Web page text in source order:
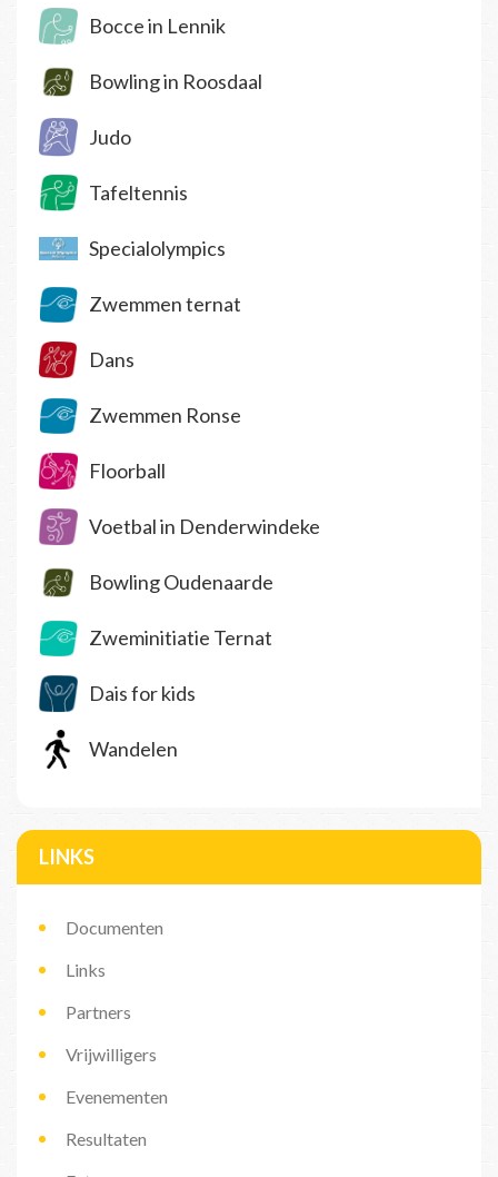
Bocce in Lennik
Bowling in Roosdaal
Judo
Tafeltennis
Specialolympics
Zwemmen ternat
Dans
Zwemmen Ronse
Floorball
Voetbal in Denderwindeke
Bowling Oudenaarde
Zweminitiatie Ternat
Dais for kids
Wandelen
LINKS
Documenten
Links
Partners
Vrijwilligers
Evenementen
Resultaten